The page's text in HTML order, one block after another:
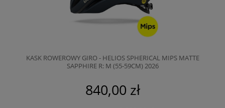
KASK ROWEROWY GIRO - HELIOS SPHERICAL MIPS MATTE
SAPPHIRE R: M (55-59CM) 2026
840,00 zł